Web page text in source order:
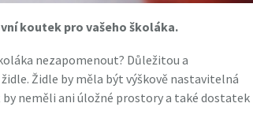
koutek pro vašeho školáka.
nezapomenout? Důležitou a
Židle by měla být výškově nastavitelná
neměli ani úložné prostory a také dostatek